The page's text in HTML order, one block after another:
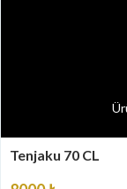
Tenjaku 70 CL